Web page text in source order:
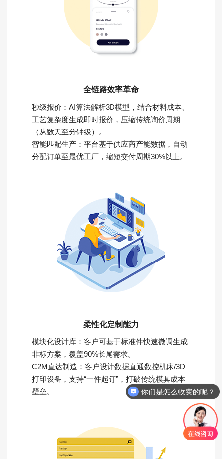
全链路效率革命
秒级报价：AI算法解析3D模型，结合材料成本、
工艺复杂度生成即时报价，压缩传统询价周期
（从数天至分钟级）。
智能匹配生产：平台基于供应商产能数据，自动
分配订单至最优工厂，缩短交付周期30%以上。
柔性化定制能力
模块化设计库：客户可基于标准件快速微调生成
非标方案，覆盖90%长尾需求。
C2M直达制造：客户设计数据直通数控机床/3D
打印设备，支持“一件起订”，打破传统模具成本
壁垒。
你们是怎么收费的呢？
如何申请试用？